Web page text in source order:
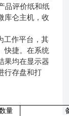
品评价纸和纸
库仑主机，收
工作平台，其
快捷。在系统
果均在显示器
行存盘和打
量